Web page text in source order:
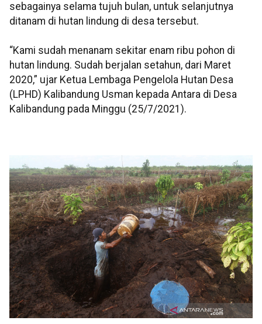
sebagainya selama tujuh bulan, untuk selanjutnya
ditanam di hutan lindung di desa tersebut.
“Kami sudah menanam sekitar enam ribu pohon di
hutan lindung. Sudah berjalan setahun, dari Maret
2020,” ujar Ketua Lembaga Pengelola Hutan Desa
(LPHD) Kalibandung Usman kepada Antara di Desa
Kalibandung pada Minggu (25/7/2021).